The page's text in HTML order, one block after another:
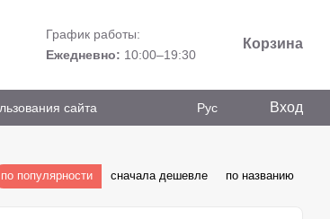
График работы:
Ежедневно: 10:00–19:30
Корзина
сайта Рус Вход
по популярности сначала дешевле по названию